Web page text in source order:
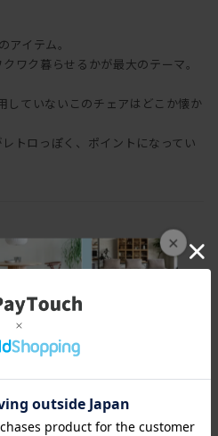
×
イテム。
ワク暮らせるかが最大のテーマ。
していないこのチェアはどこか懐か
トロっぽく、ポイントになってい
ルフィニッシュ ブラウン色